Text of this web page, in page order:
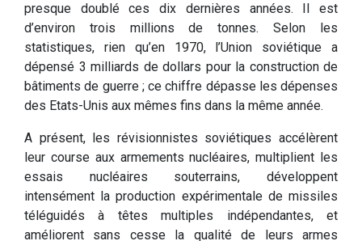
presque doublé ces dix dernières années. Il est
d’environ trois millions de tonnes. Selon les
statistiques, rien qu’en 1970, l’Union soviétique a
dépensé 3 milliards de dollars pour la construction de
bâtiments de guerre ; ce chiffre dépasse les dépenses
des Etats-Unis aux mêmes fins dans la même année.
A présent, les révisionnistes soviétiques accélèrent
leur course aux armements nucléaires, multiplient les
essais nucléaires souterrains, développent
intensément la production expérimentale de missiles
téléguidés à têtes multiples indépendantes, et
améliorent sans cesse la qualité de leurs armes